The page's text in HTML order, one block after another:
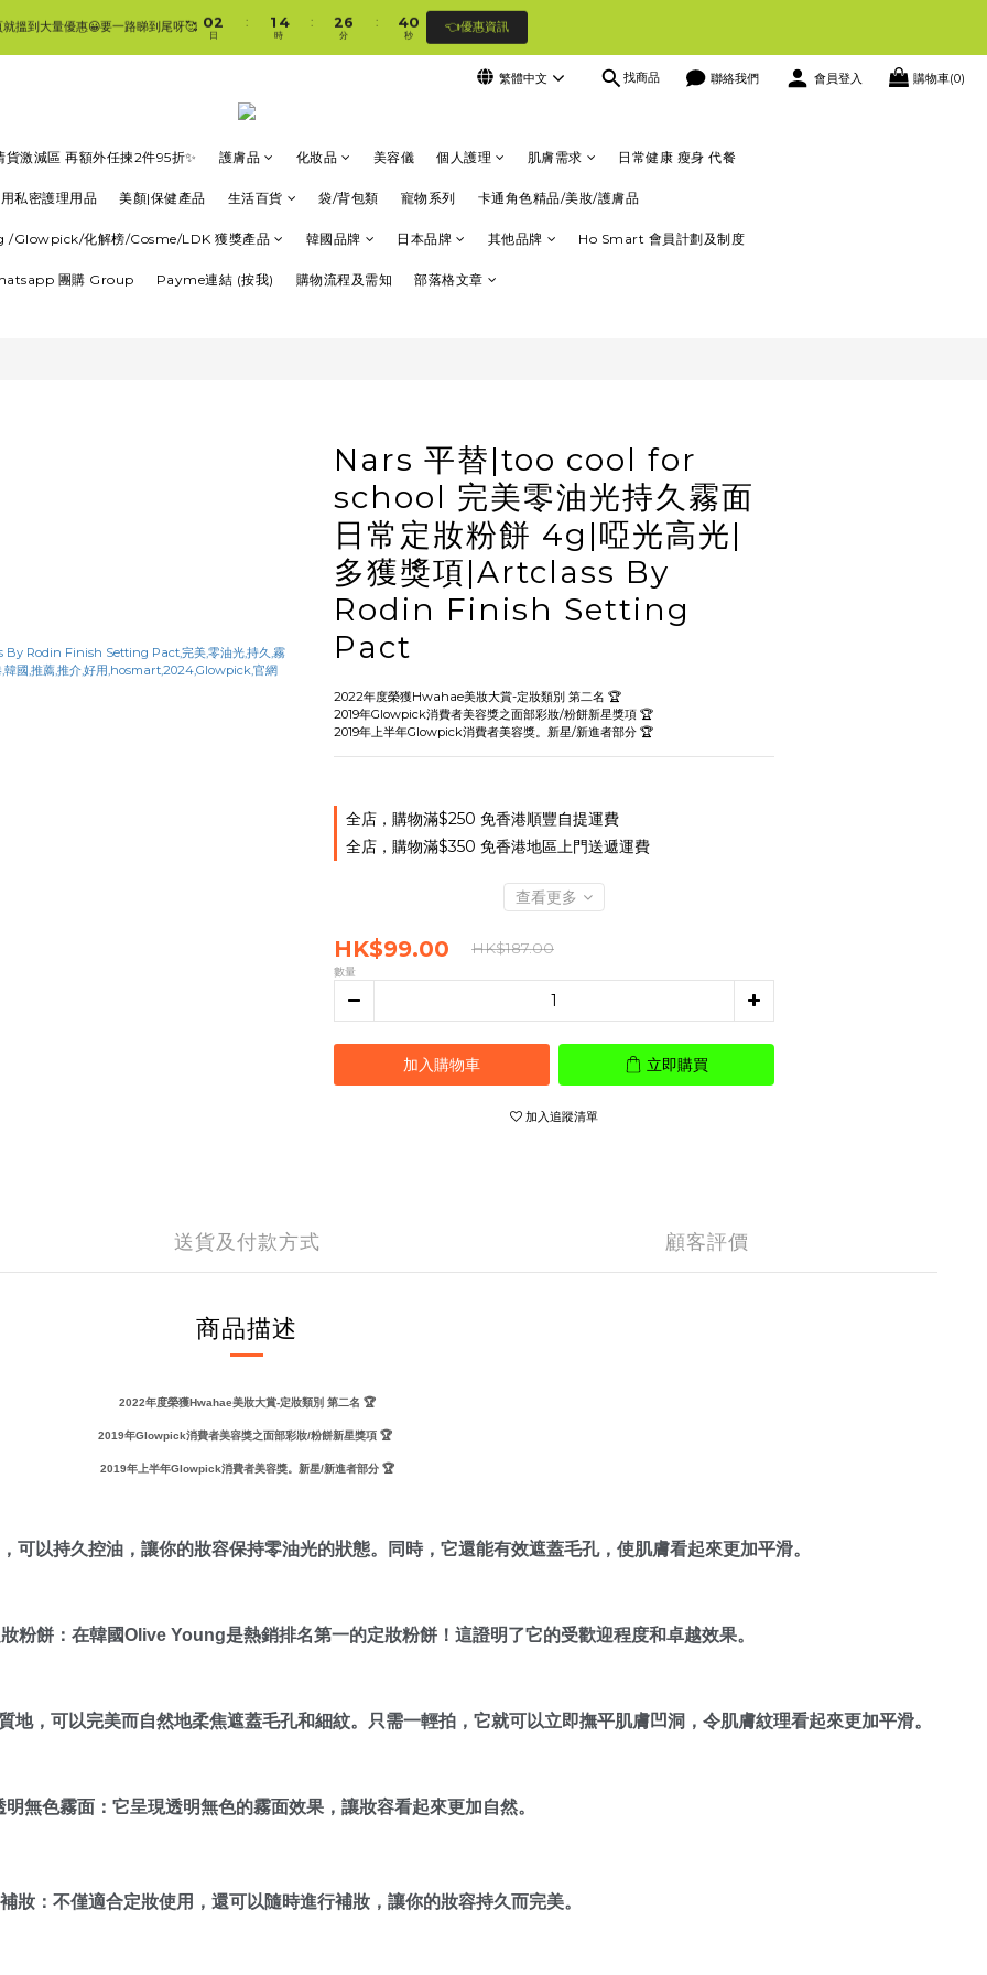
🛍香港購物滿$250免順豐自提櫃🚛 | 香港滿$350/澳門滿$499即免運費直接送上門 🥰
搵到大量優惠😀要一路睇到尾呀🥰 02
1
日
:
1
0
4
3
時
:
2
1
6
5
分
:
4
3
0
秒
👈優惠資訊
繁體中文 找商品 聯絡我們 會員登入 購物車(0)
貨激減區 再額外任揀2件95折✨ 護膚品 化妝品 美容儀 個人護理 肌膚需求 日常健康 瘦身 代餐
私密護理用品 美顏|保健產品 生活百貨 袋/背包類 寵物系列 卡通角色精品/美妝/護膚品
/Glowpick/化解榜/Cosme/LDK 獲獎產品 韓國品牌 日本品牌 其他品牌 Ho Smart 會員計劃及制度
團購 Group Payme連結 (按我) 購物流程及需知 部落格文章
Nars 平替|too cool for
school 完美零油光持久霧面
日常定妝粉餅 4g|啞光高光|
多獲獎項|Artclass By
Rodin Finish Setting
Pact
2022年度榮獲Hwahae美妝大賞-定妝類別 第二名 🏆
2019年Glowpick消費者美容獎之面部彩妝/粉餅新星獎項 🏆
2019年上半年Glowpick消費者美容獎。新星/新進者部分 🏆
全店，購物滿$250 免香港順豐自提運費
全店，購物滿$350 免香港地區上門送遞運費
查看更多
HK$99.00 HK$187.00
數量
加入購物車 立即購買
加入追蹤清單
送貨及付款方式 顧客評價
商品描述
2022年度榮獲Hwahae美妝大賞-定妝類別 第二名 🏆
2019年Glowpick消費者美容獎之面部彩妝/粉餅新星獎項 🏆
2019年上半年Glowpick消費者美容獎。新星/新進者部分 🏆
可以持久控油，讓你的妝容保持零油光的狀態。同時，它還能有效遮蓋毛孔，使肌膚看起來更加平滑。
粉餅：在韓國Olive Young是熱銷排名第一的定妝粉餅！這證明了它的受歡迎程度和卓越效果。
，可以完美而自然地柔焦遮蓋毛孔和細紋。只需一輕拍，它就可以立即撫平肌膚凹洞，令肌膚紋理看起來更加平滑。
明無色霧面：它呈現透明無色的霧面效果，讓妝容看起來更加自然。
妝：不僅適合定妝使用，還可以隨時進行補妝，讓你的妝容持久而完美。
立即購買